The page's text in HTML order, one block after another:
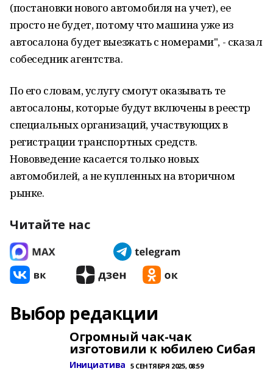
(постановки нового автомобиля на учет), ее
просто не будет, потому что машина уже из
автосалона будет выезжать с номерами", - сказал
собеседник агентства.
По его словам, услугу смогут оказывать те
автосалоны, которые будут включены в реестр
специальных организаций, участвующих в
регистрации транспортных средств.
Нововведение касается только новых
автомобилей, а не купленных на вторичном
рынке.
Читайте нас
Выбор редакции
Огромный чак-чак
изготовили к юбилею Сибая
Инициатива 5 СЕНТЯБРЯ 2025, 08:59